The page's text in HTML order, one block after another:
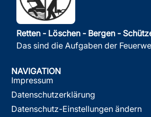
Retten - Löschen - Bergen -
Das sind die Aufgaben der
NAVIGATION
Impressum
Datenschutzerklärung
Datenschutz-Einstellungen ändern